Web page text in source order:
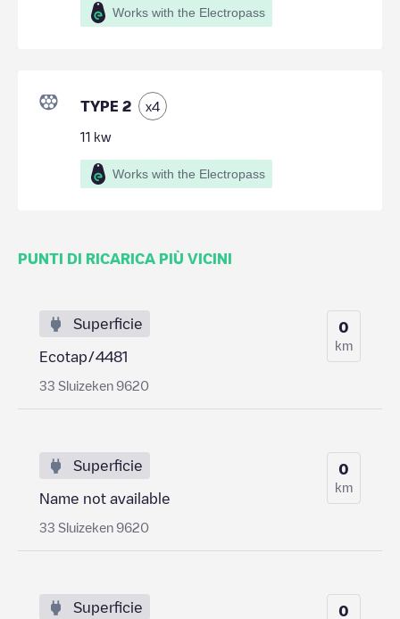
Works with the Electropass
TYPE 2 x4
11 kw
Works with the Electropass
PUNTI DI RICARICA PIÙ VICINI
Superficie
Ecotap/4481
33 Sluizeken 9620
0
km
Superficie
Name not available
33 Sluizeken 9620
0
km
Superficie 0